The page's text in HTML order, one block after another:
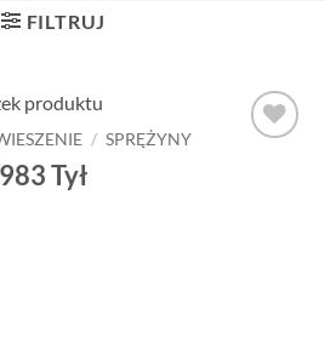
FILTRUJ
/ SPRĘŻYNY
Tył